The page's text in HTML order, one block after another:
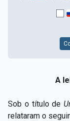
A
Sob o título de
relataram o